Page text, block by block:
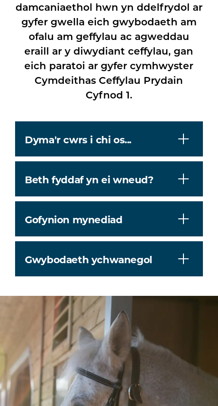
damcaniaethol hwn yn ddelfrydol ar
gyfer gwella eich gwybodaeth am
ofalu am geffylau ac agweddau
eraill ar y diwydiant ceffylau, gan
eich paratoi ar gyfer cymhwyster
Cymdeithas Ceffylau Prydain
Cyfnod 1.
Dyma'r cwrs i chi os...
Beth fyddaf yn ei wneud?
Gofynion mynediad
Gwybodaeth ychwanegol